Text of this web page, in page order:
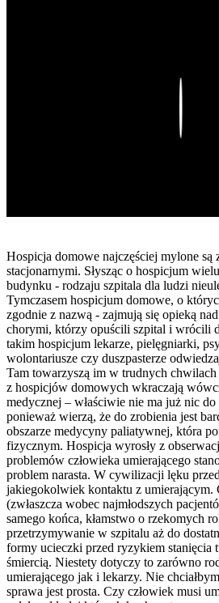
Hospicja domowe najczęściej mylone są
stacjonarnymi. Słysząc o hospicjum
budynku - rodzaju szpitala dla ludzi
Tymczasem hospicjum domowe, o
zgodnie z nazwą - zajmują się opieką
chorymi, którzy opuścili szpital i wrócili
takim hospicjum lekarze, pielęgniarki,
wolontariusze czy duszpasterze
Tam towarzyszą im w trudnych
z hospicjów domowych wkraczają
medycznej – właściwie nie ma już nic
ponieważ wierzą, że do zrobienia jest
obszarze medycyny paliatywnej, która
fizycznym. Hospicja wyrosły z
problemów człowieka umierającego
problem narasta. W cywilizacji lęku
jakiegokolwiek kontaktu z umierającym.
(zwłaszcza wobec najmłodszych
samego końca, kłamstwo o rzekomych
przetrzymywanie w szpitalu aż do
formy ucieczki przed ryzykiem stanięcia
śmiercią. Niestety dotyczy to zarówno
umierającego jak i lekarzy. Nie
sprawa jest prosta. Czy człowiek musi